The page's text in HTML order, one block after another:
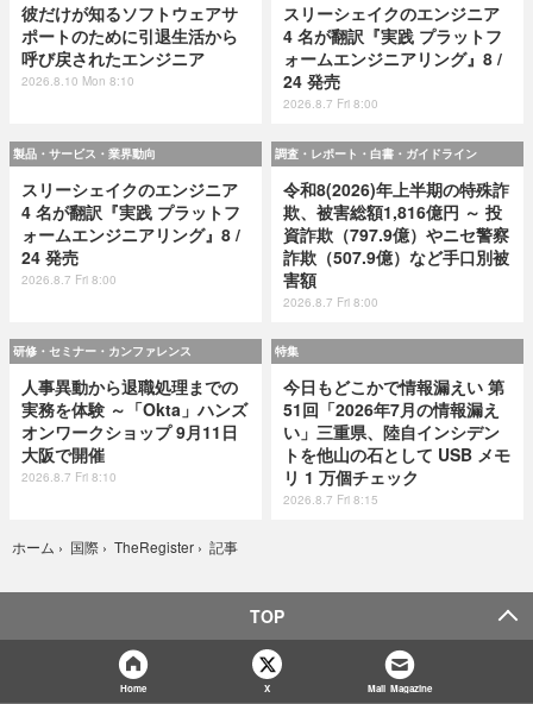
彼だけが知るソフトウェアサ
ポートのために引退生活から
呼び戻されたエンジニア
2026.8.10 Mon 8:10
スリーシェイクのエンジニア
4 名が翻訳『実践 プラットフ
ォームエンジニアリング』8 /
24 発売
2026.8.7 Fri 8:00
製品・サービス・業界動向
スリーシェイクのエンジニア
4 名が翻訳『実践 プラットフ
ォームエンジニアリング』8 /
24 発売
2026.8.7 Fri 8:00
調査・レポート・白書・ガイドライン
令和8(2026)年上半期の特殊詐
欺、被害総額1,816億円 ～ 投
資詐欺（797.9億）やニセ警察
詐欺（507.9億）など手口別被
害額
2026.8.7 Fri 8:00
研修・セミナー・カンファレンス
人事異動から退職処理までの
実務を体験 ～「Okta」ハンズ
オンワークショップ 9月11日
大阪で開催
2026.8.7 Fri 8:10
特集
今日もどこかで情報漏えい 第
51回「2026年7月の情報漏え
い」三重県、陸自インシデン
トを他山の石として USB メモ
リ 1 万個チェック
2026.8.7 Fri 8:15
ホーム › 国際 › TheRegister › 記事
TOP
Home X Mail Magazine